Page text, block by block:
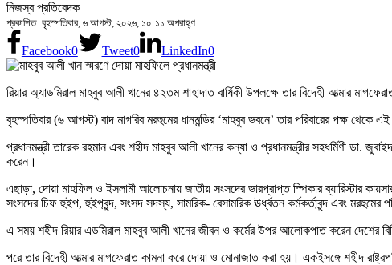
নিজস্ব প্রতিবেদক
প্রকাশিত: বৃহস্পতিবার, ৬ আগস্ট, ২০২৬, ১০:১১ অপরাহ্ণ
Facebook0 Tweet0 LinkedIn0
রিয়ার অ্যাডমিরাল মাহবুব আলী খানের ৪২তম শাহাদাত বার্ষিকী উপলক্ষে তার বিদেহী আত্মার
বৃহস্পতিবার (৬ আগস্ট) বাদ মাগরিব মরহুমের ধানমন্ডির ‘মাহবুব ভবনে’ তার পরিবারের পক্ষ
প্রধানমন্ত্রী তারেক রহমান এবং শহীদ মাহবুব আলী খানের কন্যা ও প্রধানমন্ত্রীর সহধর্মিণী ডা.
করেন।
এছাড়া, দোয়া মাহফিল ও ইসলামী আলোচনায় জাতীয় সংসদের ভারপ্রাপ্ত স্পিকার ব্যারিস্টার
সংসদের চিফ হুইপ, হুইপবৃন্দ, সংসদ সদস্য, সামরিক- বেসামরিক ঊর্ধ্বতন কর্মকর্তাবৃন্দ এবং
এ সময় শহীদ রিয়ার এডমিরাল মাহবুব আলী খানের জীবন ও কর্মের উপর আলোকপাত করেন দেশের
পরে তার বিদেহী আত্মার মাগফেরাত কামনা করে দোয়া ও মোনাজাত করা হয়। একইসঙ্গে শহীদ